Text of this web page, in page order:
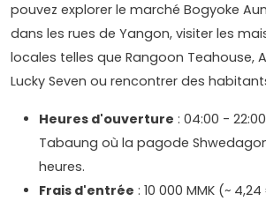
pouvez explorer le marché Bogyoke
dans les rues de Yangon, visiter les
locales telles que Rangoon Teahouse,
Lucky Seven ou rencontrer des
Heures d'ouverture : 04:00 -
Tabaung où la pagode
heures.
Frais d'entrée : 10 000 MMK (~